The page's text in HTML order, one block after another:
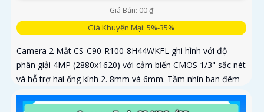
Giá Bán: 00 ₫
Giá Khuyến Mại: 5%-35%
Camera 2 Mắt CS-C90-R100-8H44WKFL ghi hình với độ
phân giải 4MP (2880x1620) với cảm biến CMOS 1/3" sắc nét
và hỗ trợ hai ống kính 2. 8mm và 6mm. Tầm nhìn ban đêm
IR 30m và ban...